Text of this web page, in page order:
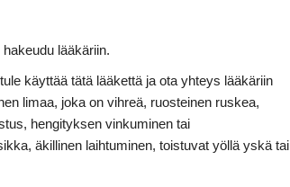
lääkäriin.
käyttää tätä lääkettä ja ota yhteys lääkäriin
limaa, joka on vihreä, ruosteinen ruskea,
hengityksen vinkuminen tai
äkillinen laihtuminen, toistuvat yöllä yskä tai